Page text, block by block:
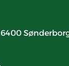
6400